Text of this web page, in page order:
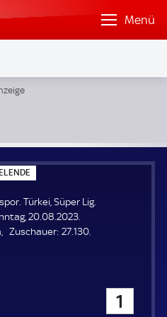
Menü
P
E
L
E
N
Türkei, Süper Lig.
20.08.2023.
Zuschauer: Z
27.130.
1